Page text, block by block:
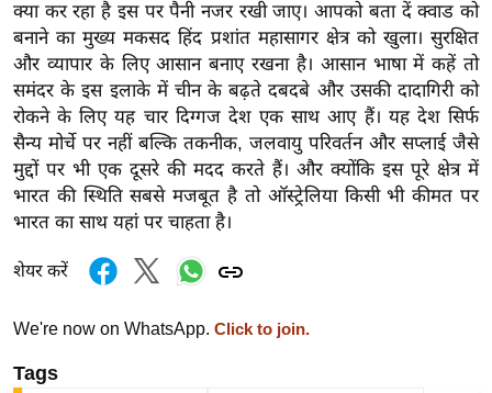
हॉ
ली
वु
ड
फि
ल्म
स
मी
B
e
a
क्या कर रहा है इस पर पैनी नजर रखी जाए। आपको बता दें क्वाड को
बनाने का मुख्य मकसद हिंद प्रशांत महासागर क्षेत्र को खुला। सुरक्षित
और व्यापार के लिए आसान बनाए रखना है। आसान भाषा में कहें तो
समंदर के इस इलाके में चीन के बढ़ते दबदबे और उसकी दादागिरी को
रोकने के लिए यह चार दिग्गज देश एक साथ आए हैं। यह देश सिर्फ
सैन्य मोर्चे पर नहीं बल्कि तकनीक, जलवायु परिवर्तन और सप्लाई जैसे
मुद्दों पर भी एक दूसरे की मदद करते हैं। और क्योंकि इस पूरे क्षेत्र में
भारत की स्थिति सबसे मजबूत है तो ऑस्ट्रेलिया किसी भी कीमत पर
भारत का साथ यहां पर चाहता है।
शेयर करें
We're now on WhatsApp. Click to join.
Tags